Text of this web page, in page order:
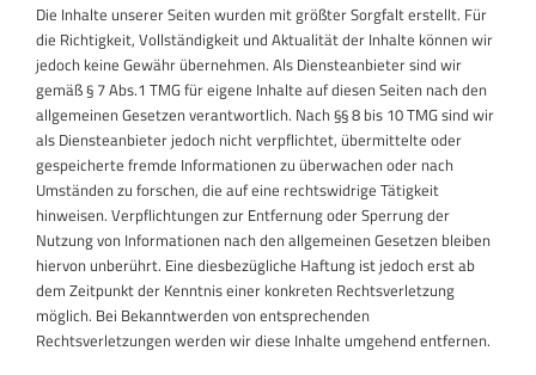
Die Inhalte unserer Seiten wurden mit größter Sorgfalt erstellt. Für
die Richtigkeit, Vollständigkeit und Aktualität der Inhalte können wir
jedoch keine Gewähr übernehmen. Als Diensteanbieter sind wir
gemäß § 7 Abs.1 TMG für eigene Inhalte auf diesen Seiten nach den
allgemeinen Gesetzen verantwortlich. Nach §§ 8 bis 10 TMG sind wir
als Diensteanbieter jedoch nicht verpflichtet, übermittelte oder
gespeicherte fremde Informationen zu überwachen oder nach
Umständen zu forschen, die auf eine rechtswidrige Tätigkeit
hinweisen. Verpflichtungen zur Entfernung oder Sperrung der
Nutzung von Informationen nach den allgemeinen Gesetzen bleiben
hiervon unberührt. Eine diesbezügliche Haftung ist jedoch erst ab
dem Zeitpunkt der Kenntnis einer konkreten Rechtsverletzung
möglich. Bei Bekanntwerden von entsprechenden
Rechtsverletzungen werden wir diese Inhalte umgehend entfernen.